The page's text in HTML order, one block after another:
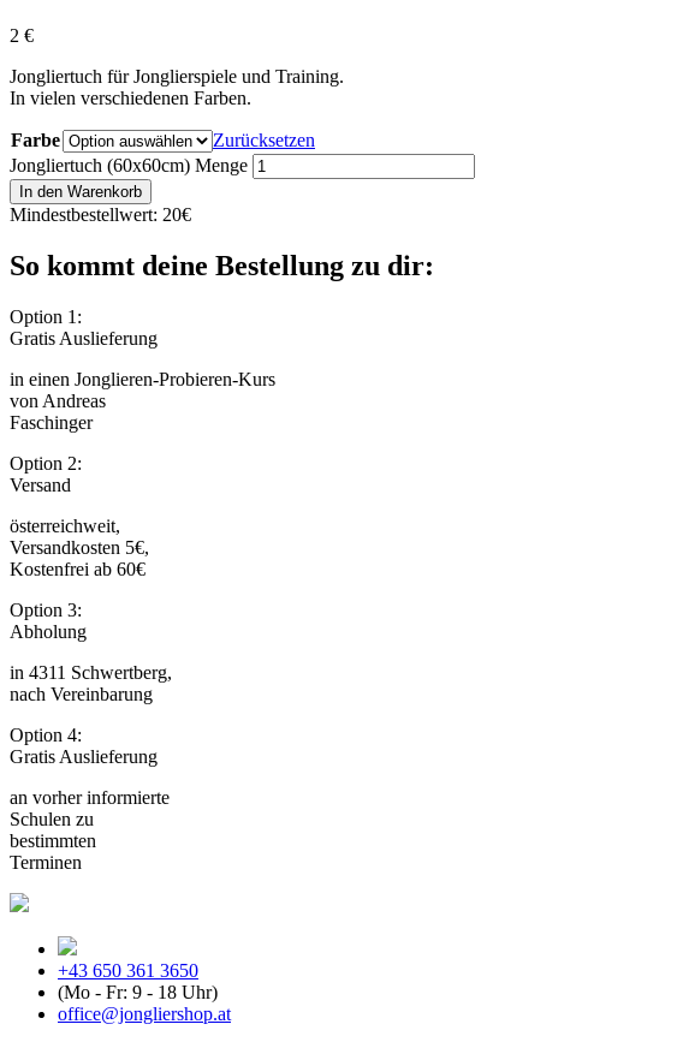
2 €
Jongliertuch für Jonglierspiele und Training.
In vielen verschiedenen Farben.
Farbe
Zurücksetzen
Jongliertuch (60x60cm) Menge
In den Warenkorb
Mindestbestellwert: 20€
So kommt deine Bestellung zu dir:
Option 1:
Gratis Auslieferung
in einen Jonglieren-Probieren-Kurs
von Andreas
Faschinger
Option 2:
Versand
österreichweit,
Versandkosten 5€,
Kostenfrei ab 60€
Option 3:
Abholung
in 4311 Schwertberg,
nach Vereinbarung
Option 4:
Gratis Auslieferung
an vorher informierte
Schulen zu
bestimmten
Terminen
+43 650 361 3650
(Mo - Fr: 9 - 18 Uhr)
office@jongliershop.at